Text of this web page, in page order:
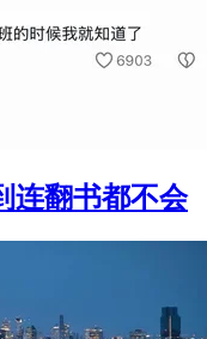
连翻书都不会